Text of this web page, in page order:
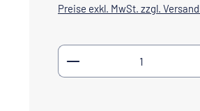
Preise exkl. MwSt. zzgl.
Produkt Anzahl: